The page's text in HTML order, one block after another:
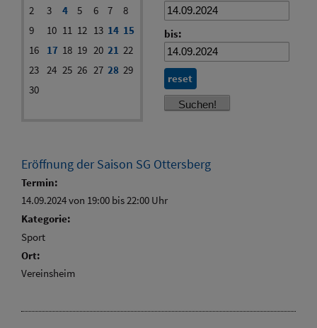
2
3 4 5 6 7
8
9
10 11 12 13 14 15
16
17 18 19 20 21 22
23 24 25 26 27 28 29
30
bis:
reset
Eröffnung der Saison SG Ottersberg
Termin:
14.09.2024 von 19:00 bis 22:00 Uhr
Kategorie:
Sport
Ort:
Vereinsheim